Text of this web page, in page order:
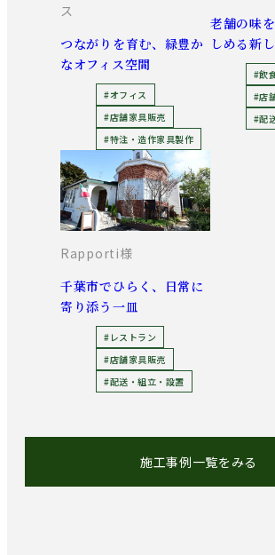
ス
つながりを育む、緑豊か
なオフィス空間
#オフィス
#店舗家具販売
#特注・造作家具製作
老舗の味
しめる新
#飲
#店
#配
Rapporti様
千葉市でひらく、日常に
寄り添う一皿
#レストラン
#店舗家具販売
#配送・組立・設置
施工事例一覧をみる